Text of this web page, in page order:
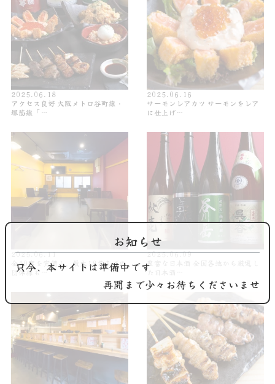
2025.06.18
アクセス良好 大阪メトロ谷町線・
堺筋線「…
2025.06.16
サーモンレアカツ サーモンをレア
に仕上げ…
2025.06.11
全40席を完備し、最大18名までの
団体様も…
2025.06.09
豊富な日本酒 全国各地から厳選し
た日本酒…
お知らせ
只今、本サイトは準備中です
再開まで少々お待ちくださいませ